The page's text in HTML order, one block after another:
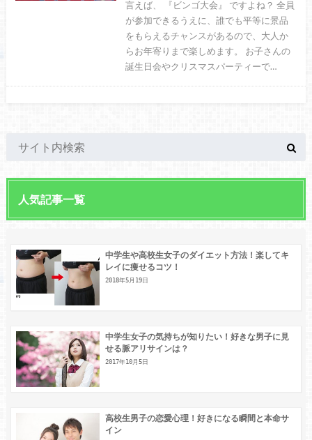
言えば、 『ビンゴ大会』 ですよね？ 全員
が参加できるうえに、誰でも平等に景品
をもらえるチャンスがあるので、大人か
らお年寄りまで楽しめます。 お子さんの
誕生日会やクリスマスパーティーで…
人気記事一覧
中学生や高校生女子のダイエット方法！楽してキ
レイに痩せるコツ！
2018年5月19日
中学生女子の気持ちが知りたい！好きな男子に見
せる脈アリサインは？
2017年10月5日
高校生男子の恋愛心理！好きになる瞬間と本命サ
イン